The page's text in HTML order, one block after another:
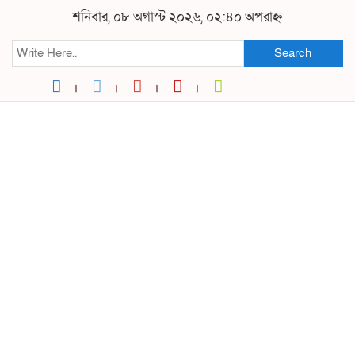
শনিবার, ০৮ অগাস্ট ২০২৬, ০২:৪০ অপরাহ্ন
Search